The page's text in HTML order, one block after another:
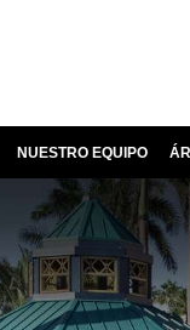
NUESTRO EQUIPO